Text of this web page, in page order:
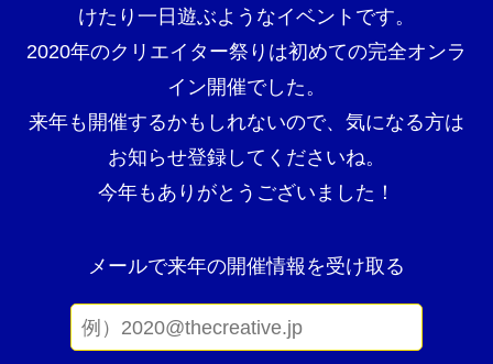
けたり一日遊ぶようなイベントです。
2020年のクリエイター祭りは初めての完全オンラ
イン開催でした。
来年も開催するかもしれないので、気になる方は
お知らせ登録してくださいね。
今年もありがとうございました！
メールで来年の開催情報を受け取る